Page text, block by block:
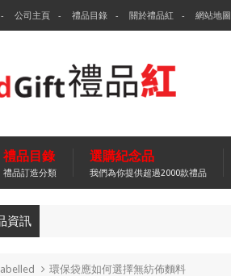
公司主頁 禮品目錄 關於禮品紅 網站地圖
禮品目錄
禮品訂造分類
選購紀念品
我們為你提供超過2000款禮品
資訊
環保袋應如何選擇無紡佈麵料